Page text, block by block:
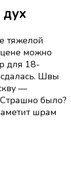
тяжелой
можно
для 18-
Швы
—
Страшно было?
шрам